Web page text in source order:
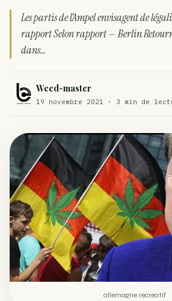
Recette : Préparation du beurre de
Comment éviter un joint de partir en
contre les maux de dos…
Les partis de l’Ampel envisagent de
rapport Selon rapport — Berlin
dans…
Weed-master
19 novembre 2021 · 3 min de
allemagne recreatif